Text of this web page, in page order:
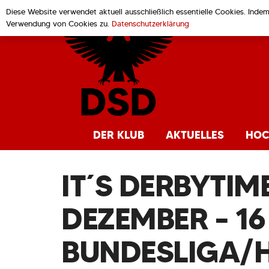
DER KLUB AKTUELLES
IT´S
DEZEMBER –
BUNDESLIGA/
Diese Website verwendet aktuell ausschließlich essentielle Cookies.
Verwendung von Cookies zu. Datenschutzerklärung